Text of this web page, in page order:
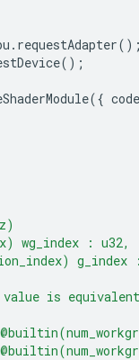
. requestAdapter
();
({ code
wg_index : u32,
g_index
is